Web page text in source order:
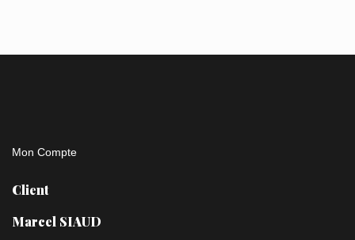
Mon Compte
Client
Marcel SIAUD